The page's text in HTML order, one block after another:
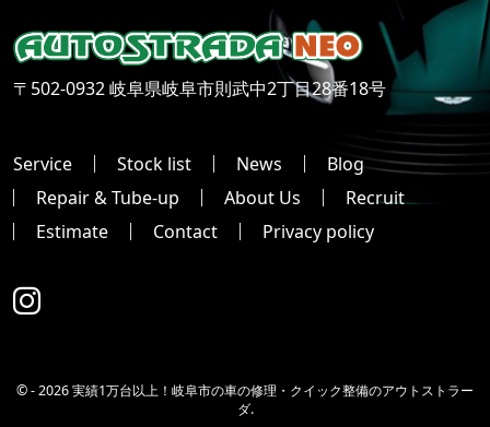
〒502-0932 岐阜県岐阜市則武中2丁目28番18号
Service Stock list News
Blog
Repair & Tube-up
About Us
Recruit
Estimate
Contact Privacy policy
© -2026 実績1万台以上！岐阜市の車の修理・クイック整備のアウトストラー
ダ.